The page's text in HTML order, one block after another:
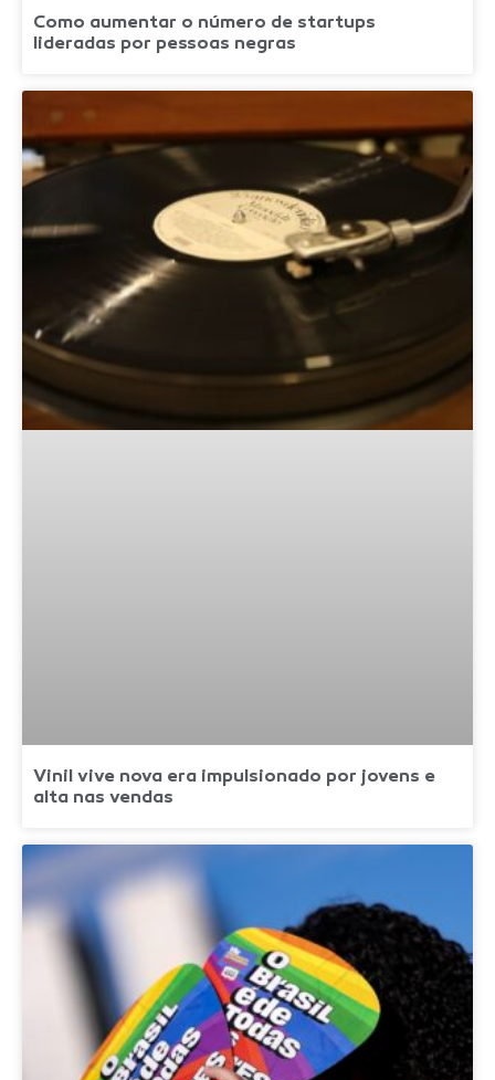
Como aumentar o número de startups
lideradas por pessoas negras
Vinil vive nova era impulsionado por jovens e
alta nas vendas